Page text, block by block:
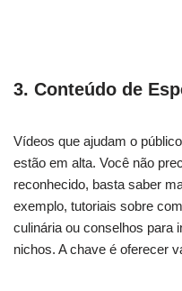
3. Conteúdo de
Vídeos que ajudam o
estão em alta. Você não
reconhecido, basta saber
exemplo, tutoriais sobre
culinária ou conselhos para
nichos. A chave é oferecer